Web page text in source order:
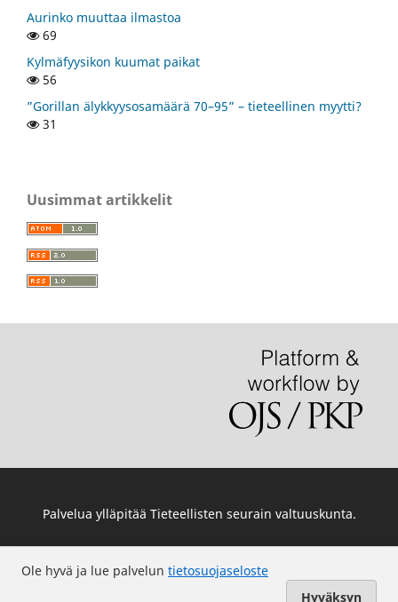
Aurinko muuttaa ilmastoa
69
Kylmäfyysikon kuumat paikat
56
”Gorillan älykkyysosamäärä 70–95” – tieteellinen myytti?
31
Uusimmat artikkelit
Ole hyvä ja lue palvelun tietosuojaseloste
Hyväksyn
Palvelua ylläpitää Tieteellisten seurain valtuuskunta.